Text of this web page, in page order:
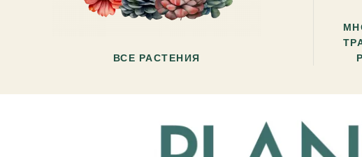
ВСЕ РАСТЕНИЯ